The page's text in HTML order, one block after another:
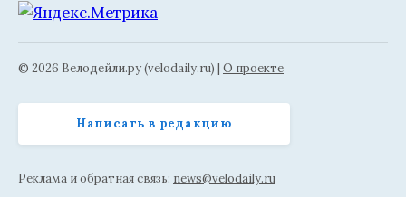
© 2026 Велодейли.ру (velodaily.ru) | О проекте
Написать в редакцию
Реклама и обратная связь: news@velodaily.ru